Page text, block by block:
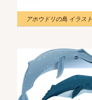
アホウドリの鳥 イラスト